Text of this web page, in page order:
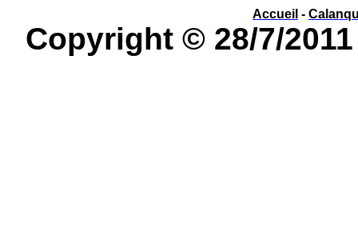
Accueil -
Copyright © 28/7/